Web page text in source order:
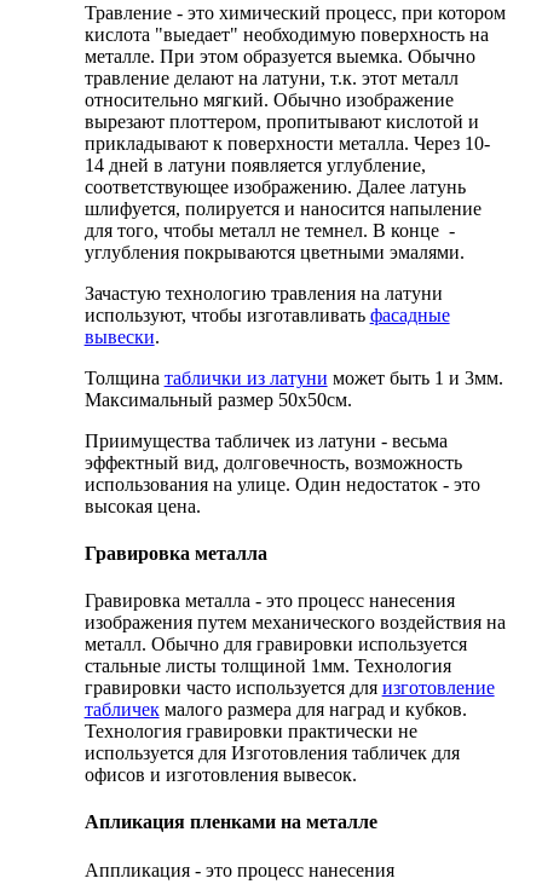
Травление - это химический процесс, при котором
кислота "выедает" необходимую поверхность на
металле. При этом образуется выемка. Обычно
травление делают на латуни, т.к. этот металл
относительно мягкий. Обычно изображение
вырезают плоттером, пропитывают кислотой и
прикладывают к поверхности металла. Через 10-
14 дней в латуни появляется углубление,
соответствующее изображению. Далее латунь
шлифуется, полируется и наносится напыление
для того, чтобы металл не темнел. В конце -
углубления покрываются цветными эмалями.
Зачастую технологию травления на латуни
используют, чтобы изготавливать фасадные
вывески.
Толщина таблички из латуни может быть 1 и 3мм.
Максимальный размер 50х50см.
Приимущества табличек из латуни - весьма
эффектный вид, долговечность, возможность
использования на улице. Один недостаток - это
высокая цена.
Гравировка металла
Гравировка металла - это процесс нанесения
изображения путем механического воздействия на
металл. Обычно для гравировки используется
стальные листы толщиной 1мм. Технология
гравировки часто используется для изготовление
табличекмалого размера для наград и кубков.
Технология гравировки практически не
используется для Изготовления табличек для
офисов и изготовления вывесок.
Апликация пленками на металле
Аппликация - это процесс нанесения